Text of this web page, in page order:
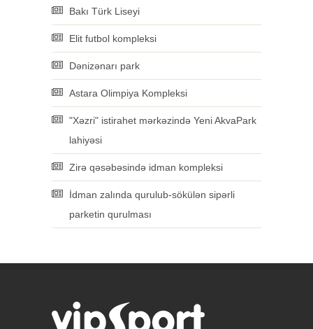
Bakı Türk Liseyi
Elit futbol kompleksi
Dənizənarı park
Astara Olimpiya Kompleksi
"Xəzri" istirahet mərkəzində Yeni AkvaPark
lahiyəsi
Zirə qəsəbəsində idman kompleksi
İdman zalında qurulub-sökülən sipərli
parketin qurulması